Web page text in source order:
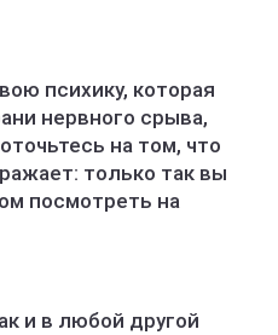
психику, которая
нервного срыва,
на том, что
только так вы
посмотреть на
и в любой другой